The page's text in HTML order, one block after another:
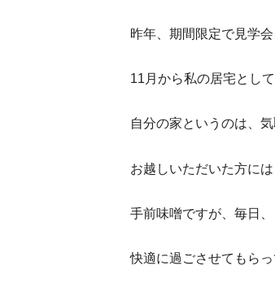
昨年、期間限定で見学
11月から私の居宅とし
自分の家というのは、
お越しいただいた方に
手前味噌ですが、毎日
快適に過ごさせてもらっ